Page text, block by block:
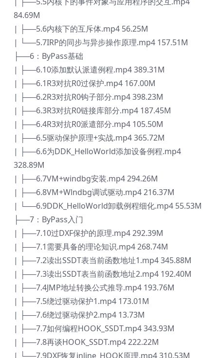
84.69M
| ├──5.6内核下的互斥体.mp4 56.25M
| └──5.7IRP的同步与异步操作原理.mp4 157.51M
├──6：ByPass基础
| ├──6.10添加默认派遣例程.mp4 389.31M
| ├──6.1R3对抗R0过保护.mp4 167.00M
| ├──6.2R3对抗R0钩子部分.mp4 398.23M
| ├──6.3R3对抗R0链接库部分.mp4 187.45M
| ├──6.4R3对抗R0派遣部分.mp4 105.50M
| ├──6.5驱动保护原理+实战.mp4 365.72M
| ├──6.6为DDK_HelloWorld添加设备例程.mp4
328.89M
| ├──6.7VM+windbg安装.mp4 294.26M
| ├──6.8VM+Wlndbg调试驱动.mp4 216.37M
| └──6.9DDK_HelloWorld卸载例程细化.mp4 55.53M
├──7：ByPass入门
| ├──7.10过DXF保护的原理.mp4 292.39M
| ├──7.1需要具备的理论知识.mp4 268.74M
| ├──7.2读出SSDT表当前函数地址1.mp4 345.88M
| ├──7.3读出SSDT表当前函数地址2.mp4 192.40M
| ├──7.4JMP地址转换公式推导.mp4 193.76M
| ├──7.5绕过驱动保护1.mp4 173.01M
| ├──7.6绕过驱动保护2.mp4 13.73M
| ├──7.7如何编程HOOK_SSDT.mp4 343.93M
| ├──7.8再谈HOOK_SSDT.mp4 222.22M
| └──7.9DXF恢复inline_HOOK原理.mp4 310.53M